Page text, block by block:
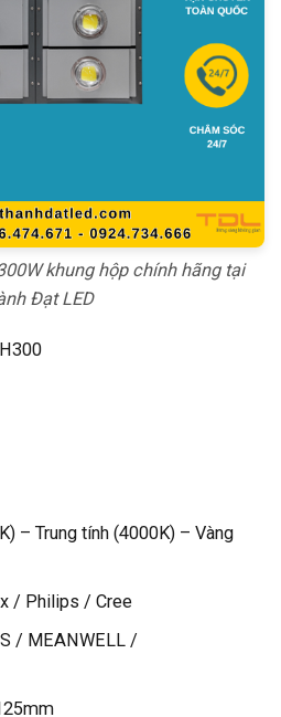
khung hộp chính hãng tại
Đạt LED
– Trung tính (4000K) – Vàng
/ Philips / Cree
/ MEANWELL /